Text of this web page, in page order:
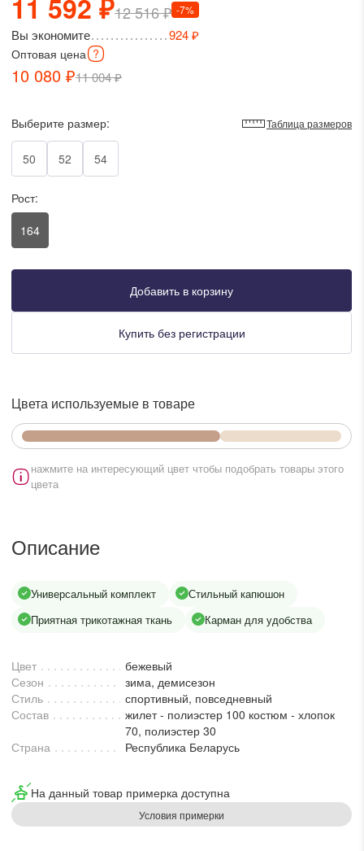
в WhatsApp
в Viber
в Telegram
в Max
колл-центра:
KZT RUB
12 516 ₽ -7%
11 592 ₽
Вы экономите 924 ₽
Оптовая цена
10 080 ₽11 004 ₽
Выберите размер: Таблица размеров
50 52 54
Рост:
164
Добавить в корзину
Купить без регистрации
Цвета используемые в товаре
нажмите на интересующий цвет чтобы подобрать товары этого
цвета
Описание
Универсальный комплект
Стильный капюшон
Приятная трикотажная ткань
Карман для удобства
Цвет
бежевый
Сезон
зима, демисезон
Стиль
спортивный, повседневный
Состав
жилет - полиэстер 100 костюм - хлопок
70, полиэстер 30
Страна
Республика Беларусь
На данный товар примерка доступна
Условия примерки